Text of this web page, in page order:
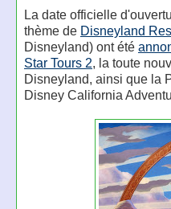
La date officielle
thème de Disneyland
Disneyland) ont été
Star Tours 2, la toute
Disneyland, ainsi que la
Disney California